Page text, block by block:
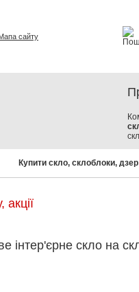
сайту
Купити скло, склоблоки,
інтер'єрне скло на